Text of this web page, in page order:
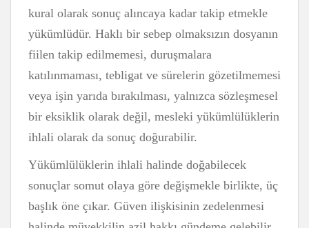
kural olarak sonuç alıncaya kadar takip etmekle
yükümlüdür. Haklı bir sebep olmaksızın dosyanın
fiilen takip edilmemesi, duruşmalara
katılınmaması, tebligat ve sürelerin gözetilmemesi
veya işin yarıda bırakılması, yalnızca sözleşmesel
bir eksiklik olarak değil, mesleki yükümlülüklerin
ihlali olarak da sonuç doğurabilir.
Yükümlülüklerin ihlali halinde doğabilecek
sonuçlar somut olaya göre değişmekle birlikte, üç
başlık öne çıkar. Güven ilişkisinin zedelenmesi